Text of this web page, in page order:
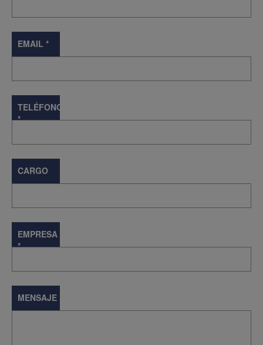
EMAIL *
TELÉFONO
*
CARGO
EMPRESA
*
MENSAJE